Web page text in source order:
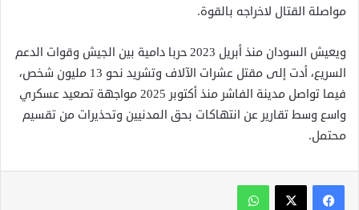
مواصلة القتال لاخراجه بالقوة.
ويعيش السودان منذ أبريل 2023 حربا دامية بين الجيش وقوات الدعم
السريع، أدت إلى مقتل عشرات الآلاف وتشريد نحو 13 مليون شخص،
فيما تواصل مدينة الفاشر منذ أكتوبر 2025 مواجهة تصعيد عسكري
واسع وسط تقارير عن انتهاكات بحق المدنيين وتحذيرات من تقسيم
محتمل.
واتساب